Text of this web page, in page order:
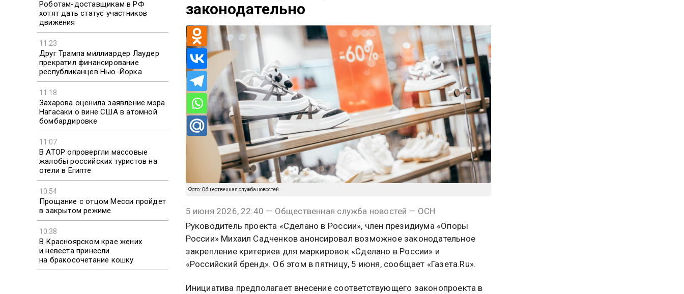
Роботам-доставщикам в РФ
хотят дать статус участников
движения
11:23
Друг Трампа миллиардер Лаудер
прекратил финансирование
республиканцев Нью-Йорка
11:18
Захарова оценила заявление мэра
Нагасаки о вине США в атомной
бомбардировке
11:07
В АТОР опровергли массовые
жалобы российских туристов на
отели в Египте
10:54
Прощание с отцом Месси пройдет
в закрытом режиме
10:38
В Красноярском крае жених
и невеста принесли
на бракосочетание кошку
законодательно
Фото: Общественная служба новостей
5 июня 2026, 22:40 — Общественная служба новостей — ОСН
Руководитель проекта «Сделано в России», член президиума «Опоры
России» Михаил Садченков анонсировал возможное законодательное
закрепление критериев для маркировок «Сделано в России» и
«Российский бренд». Об этом в пятницу, 5 июня, сообщает «Газета.Ru».
Инициатива предполагает внесение соответствующего законопроекта в